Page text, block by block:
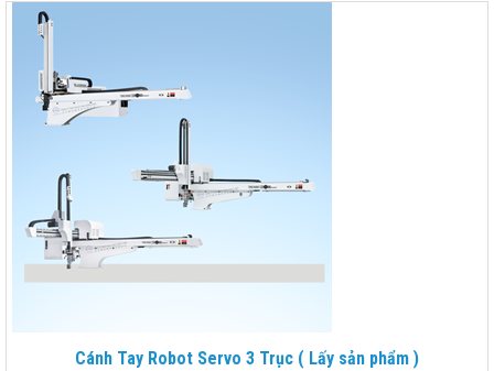
Cánh Tay Robot Servo 3 Trục ( Lấy sản phẩm )